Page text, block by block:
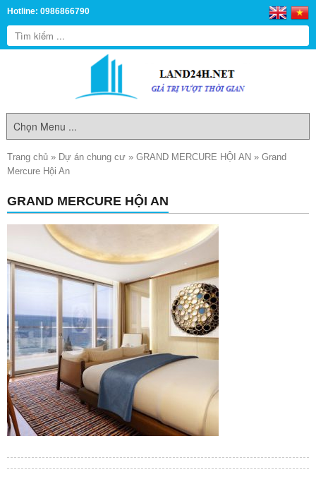
Hotline: 0986866790
Trang chủ » Dự án chung cư » GRAND MERCURE HỘI AN » Grand
Mercure Hội An
GRAND MERCURE HỘI AN